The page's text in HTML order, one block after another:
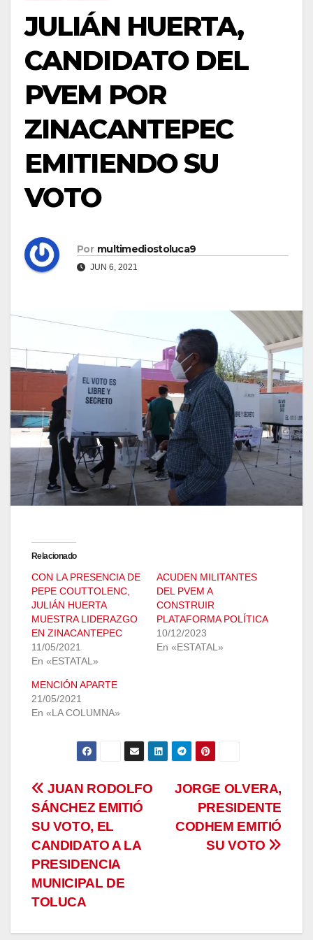
JULIÁN HUERTA,
CANDIDATO DEL
PVEM POR
ZINACANTEPEC
EMITIENDO SU
VOTO
Por multimediostoluca9
JUN 6, 2021
Relacionado
CON LA PRESENCIA DE
PEPE COUTTOLENC,
JULIÁN HUERTA
MUESTRA LIDERAZGO
EN ZINACANTEPEC
11/05/2021
En «ESTATAL»
ACUDEN MILITANTES
DEL PVEM A
CONSTRUIR
PLATAFORMA POLÍTICA
10/12/2023
En «ESTATAL»
MENCIÓN APARTE
21/05/2021
En «LA COLUMNA»
Navegación
de
entradas
JORGE OLVERA,
PRESIDENTE
CODHEM EMITIÓ
SU VOTO
JUAN RODOLFO
SÁNCHEZ EMITIÓ
SU VOTO, EL
CANDIDATO A LA
PRESIDENCIA
MUNICIPAL DE
TOLUCA